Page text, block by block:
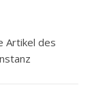
Artikel des